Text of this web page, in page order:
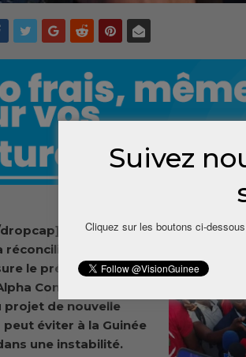
le président de la
Condé, en
projet de nouvelle
éviter à la Guinée
une instabilité.
Suivez
Cliquez sur les boutons ci-